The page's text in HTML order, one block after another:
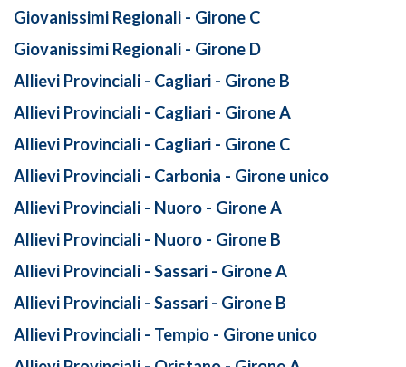
Giovanissimi Regionali - Girone C
Giovanissimi Regionali - Girone D
Allievi Provinciali - Cagliari - Girone B
Allievi Provinciali - Cagliari - Girone A
Allievi Provinciali - Cagliari - Girone C
Allievi Provinciali - Carbonia - Girone unico
Allievi Provinciali - Nuoro - Girone A
Allievi Provinciali - Nuoro - Girone B
Allievi Provinciali - Sassari - Girone A
Allievi Provinciali - Sassari - Girone B
Allievi Provinciali - Tempio - Girone unico